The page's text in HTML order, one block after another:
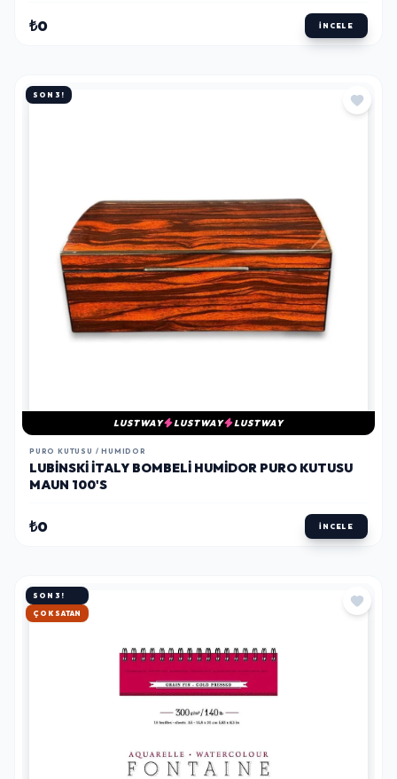
₺0 İNCELE
SON 3!
LUSTWAY LUSTWAY LUSTWAY
PURO KUTUSU / HUMIDOR
LUBINSKI İTALY BOMBELI HUMIDOR PURO KUTUSU
MAUN 100'S
₺0 İNCELE
SON 3!
HIZLI KARGO